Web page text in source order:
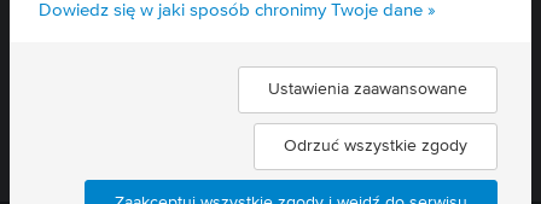
Dowiedz się w jaki sposób chronimy Twoje dane »
Ustawienia zaawansowane
Odrzuć wszystkie zgody